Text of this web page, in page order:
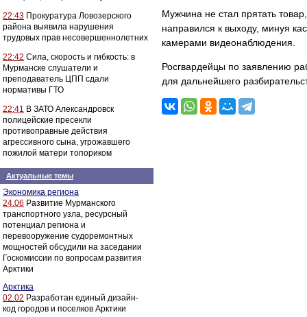
22:43 Прокуратура Ловозерского
района выявила нарушения
трудовых прав несовершеннолетних
22:42 Сила, скорость и гибкость: в
Мурманске слушатели и
преподаватель ЦПП сдали
нормативы ГТО
22:41 В ЗАТО Александровск
полицейские пресекли
противоправные действия
агрессивного сына, угрожавшего
пожилой матери топориком
Актуальные темы
Экономика региона
24.06 Развитие Мурманского
транспортного узла, ресурсный
потенциал региона и
перевооружение судоремонтных
мощностей обсудили на заседании
Госкомиссии по вопросам развития
Арктики
Арктика
02.02 Разработан единый дизайн-
код городов и поселков Арктики
Мужчина не стал прятать
направился к выходу, минуя
камерами видеонаблюдения.
Росгвардейцы по заявлению
для дальнейшего